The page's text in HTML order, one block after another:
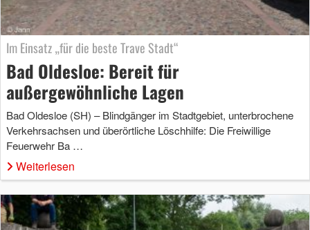
Im Einsatz „für die beste Trave Stadt“
Bad Oldesloe: Bereit für
außergewöhnliche Lagen
Bad Oldesloe (SH) – Blindgänger im Stadtgebiet, unterbrochene
Verkehrsachsen und überörtliche Löschhilfe: Die Freiwillige
Feuerwehr Ba …
Weiterlesen